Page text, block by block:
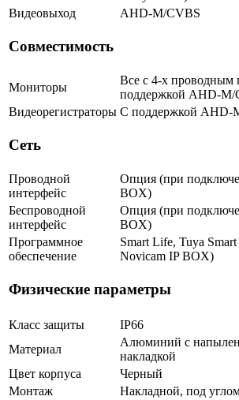
Видеовыход
AHD-M/CVBS
Совместимость
Мониторы
Все с 4-х проводным
поддержкой AHD-M/
Видеорегистраторы С поддержкой AHD-
Сеть
Проводной
интерфейс
Опция (при
BOX)
Беспроводной
интерфейс
Опция (при
BOX)
Программное
обеспечение
Smart Life, Tuya
Novicam IP BOX)
Физические параметры
Класс защиты
IP66
Материал
Алюминий с
накладкой
Цвет корпуса
Черный
Монтаж
Накладной, под